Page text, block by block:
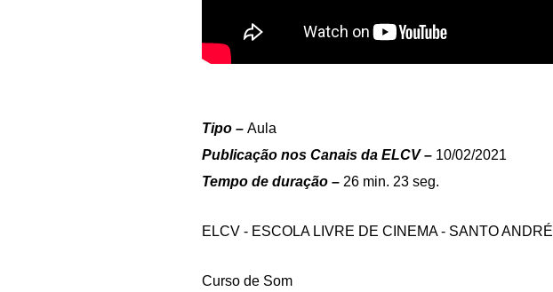
Tipo – Aula
Publicação nos Canais da ELCV – 10/02/2021
Tempo de duração – 26 min. 23 seg.
ELCV - ESCOLA LIVRE DE CINEMA - SANTO ANDRÉ
Curso de Som